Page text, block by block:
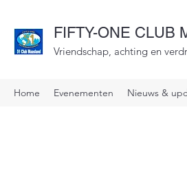
FIFTY-ONE CLUB
Vriendschap, achting en
Home Evenementen Nieuws &